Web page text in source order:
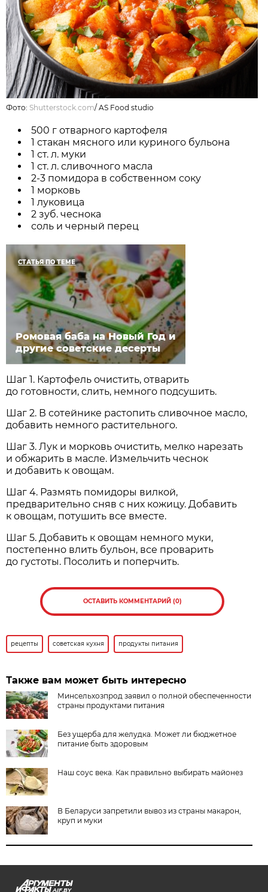
Фото:Shutterstock.com/AS Food studio
500 г отварного картофеля
1 стакан мясного или куриного бульона
1 ст. л. муки
1 ст. л. сливочного масла
2-3 помидора в собственном соку
1 морковь
1 луковица
2 зуб. чеснока
соль и черный перец
СТАТЬЯ ПО ТЕМЕ
Ромовая баба на Новый Год и
другие советские десерты
Шаг 1. Картофель очистить, отварить
до готовности, слить, немного подсушить.
Шаг 2. В сотейнике растопить сливочное масло,
добавить немного растительного.
Шаг 3. Лук и морковь очистить, мелко нарезать
и обжарить в масле. Измельчить чеснок
и добавить к овощам.
Шаг 4. Размять помидоры вилкой,
предварительно сняв с них кожицу. Добавить
к овощам, потушить все вместе.
Шаг 5. Добавить к овощам немного муки,
постепенно влить бульон, все проварить
до густоты. Посолить и поперчить.
ОСТАВИТЬ КОММЕНТАРИЙ (0)
рецепты советская кухня продукты питания
Также вам может быть интересно
Минсельхозпрод заявил о полной обеспеченности
страны продуктами питания
Без ущерба для желудка. Может ли бюджетное
питание быть здоровым
Наш соус века. Как правильно выбирать майонез
В Беларуси запретили вывоз из страны макарон,
круп и муки
AIF.BY